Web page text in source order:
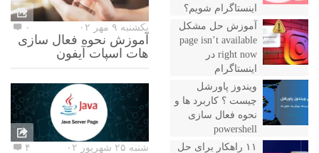
اینستاگرام شویم؟
آموزش حل مشکل
page isn’t available
right now در
اینستاگرام
ویندوز پاورشل
چیست ؟ کاربرد ها و
نحوه فعال سازی
powershell
۱۱ راهکار برای حل
یکشنبه ۹ مهر ۰۲ ۰
آموزش نحوه فعال سازی
هات اسپات آیفون
شنبه ۲۵ شهریور ۰۲ ۴